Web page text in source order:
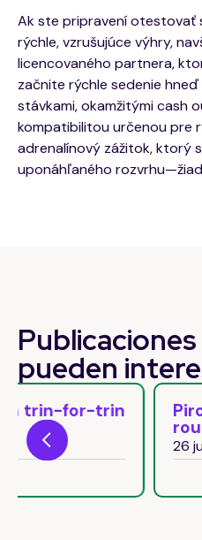
Ak ste pripravení otestovať
rýchle, vzrušujúce výhry,
licencovaného partnera,
začnite rýchle sedenie hneď
stávkami, okamžitými cash
kompatibilitou určenou pre
adrenalínový zážitok, ktorý
uponáhľaného
pueden
Pirots 5 Free
round bonus
26 junio 2026